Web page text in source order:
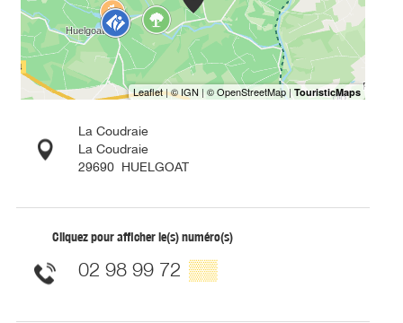
La Coudraie
La Coudraie
29690 HUELGOAT
Cliquez pour afficher le(s) numéro(s)
02 98 99 72 ▒▒